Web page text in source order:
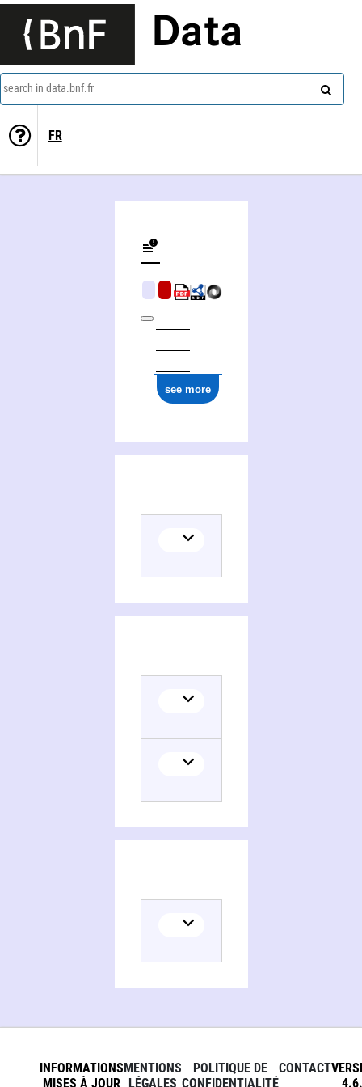
Data
search in data.bnf.fr
FR
see more
INFORMATIONS
MISES À JOUR
MENTIONS
LÉGALES
POLITIQUE DE
CONFIDENTIALITÉ
CONTACT